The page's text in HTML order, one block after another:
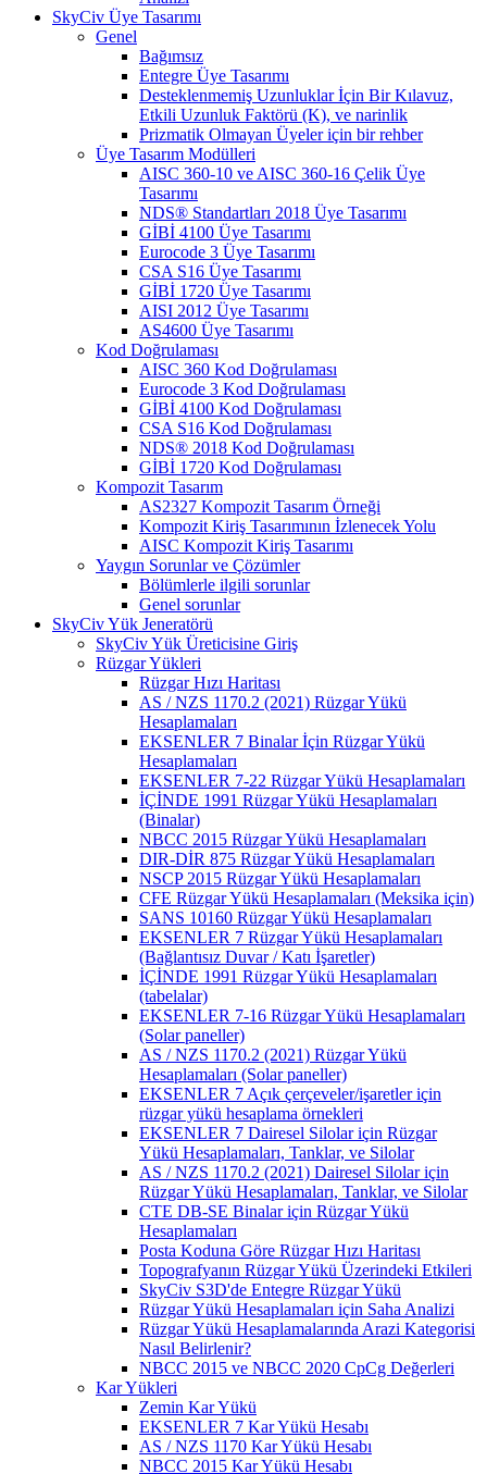
SkyCiv Üye Tasarımı
Genel
Bağımsız
Entegre Üye Tasarımı
Desteklenmemiş Uzunluklar İçin Bir Kılavuz,
Etkili Uzunluk Faktörü (K), ve narinlik
Prizmatik Olmayan Üyeler için bir rehber
Üye Tasarım Modülleri
AISC 360-10 ve AISC 360-16 Çelik Üye
Tasarımı
NDS® Standartları 2018 Üye Tasarımı
GİBİ 4100 Üye Tasarımı
Eurocode 3 Üye Tasarımı
CSA S16 Üye Tasarımı
GİBİ 1720 Üye Tasarımı
AISI 2012 Üye Tasarımı
AS4600 Üye Tasarımı
Kod Doğrulaması
AISC 360 Kod Doğrulaması
Eurocode 3 Kod Doğrulaması
GİBİ 4100 Kod Doğrulaması
CSA S16 Kod Doğrulaması
NDS® 2018 Kod Doğrulaması
GİBİ 1720 Kod Doğrulaması
Kompozit Tasarım
AS2327 Kompozit Tasarım Örneği
Kompozit Kiriş Tasarımının İzlenecek Yolu
AISC Kompozit Kiriş Tasarımı
Yaygın Sorunlar ve Çözümler
Bölümlerle ilgili sorunlar
Genel sorunlar
SkyCiv Yük Jeneratörü
SkyCiv Yük Üreticisine Giriş
Rüzgar Yükleri
Rüzgar Hızı Haritası
AS / NZS 1170.2 (2021) Rüzgar Yükü
Hesaplamaları
EKSENLER 7 Binalar İçin Rüzgar Yükü
Hesaplamaları
EKSENLER 7-22 Rüzgar Yükü Hesaplamaları
İÇİNDE 1991 Rüzgar Yükü Hesaplamaları
(Binalar)
NBCC 2015 Rüzgar Yükü Hesaplamaları
DIR-DİR 875 Rüzgar Yükü Hesaplamaları
NSCP 2015 Rüzgar Yükü Hesaplamaları
CFE Rüzgar Yükü Hesaplamaları (Meksika için)
SANS 10160 Rüzgar Yükü Hesaplamaları
EKSENLER 7 Rüzgar Yükü Hesaplamaları
(Bağlantısız Duvar / Katı İşaretler)
İÇİNDE 1991 Rüzgar Yükü Hesaplamaları
(tabelalar)
EKSENLER 7-16 Rüzgar Yükü Hesaplamaları
(Solar paneller)
AS / NZS 1170.2 (2021) Rüzgar Yükü
Hesaplamaları (Solar paneller)
EKSENLER 7 Açık çerçeveler/işaretler için
rüzgar yükü hesaplama örnekleri
EKSENLER 7 Dairesel Silolar için Rüzgar
Yükü Hesaplamaları, Tanklar, ve Silolar
AS / NZS 1170.2 (2021) Dairesel Silolar için
Rüzgar Yükü Hesaplamaları, Tanklar, ve Silolar
CTE DB-SE Binalar için Rüzgar Yükü
Hesaplamaları
Posta Koduna Göre Rüzgar Hızı Haritası
Topografyanın Rüzgar Yükü Üzerindeki Etkileri
SkyCiv S3D'de Entegre Rüzgar Yükü
Rüzgar Yükü Hesaplamaları için Saha Analizi
Rüzgar Yükü Hesaplamalarında Arazi Kategorisi
Nasıl Belirlenir?
NBCC 2015 ve NBCC 2020 CpCg Değerleri
Kar Yükleri
Zemin Kar Yükü
EKSENLER 7 Kar Yükü Hesabı
AS / NZS 1170 Kar Yükü Hesabı
NBCC 2015 Kar Yükü Hesabı